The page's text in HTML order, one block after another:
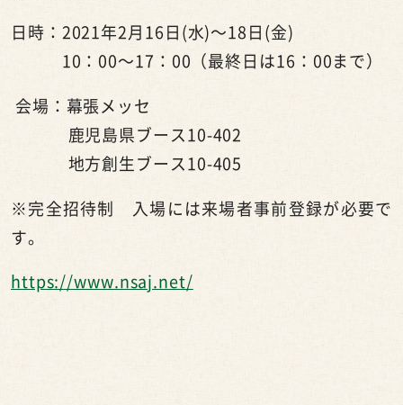
日時： 2021年2月16日(水)～18日(金)
10：00～17：00（最終日は16：00まで）
会場：幕張メッセ
鹿児島県ブース10-402
地方創生ブース10-405
※完全招待制 入場には来場者事前登録が必要で
す。
https://www.nsaj.net/